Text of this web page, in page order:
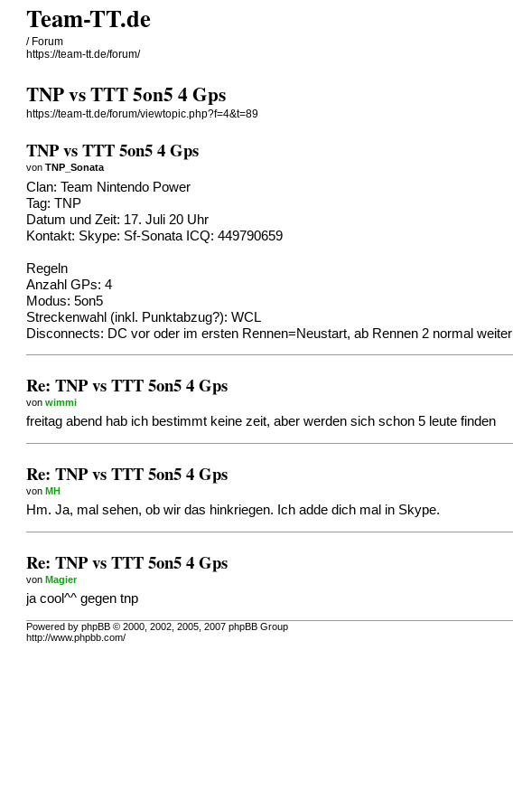
Team-TT.de
/ Forum
https://team-tt.de/forum/
TNP vs TTT 5on5 4 Gps
https://team-tt.de/forum/viewtopic.php?f=4&t=89
TNP vs TTT 5on5 4 Gps
vonTNP_Sonata
Clan: Team Nintendo Power
Tag: TNP
Datum und Zeit: 17. Juli 20 Uhr
Kontakt: Skype: Sf-Sonata ICQ: 449790659
Regeln
Anzahl GPs: 4
Modus: 5on5
Streckenwahl (inkl. Punktabzug?): WCL
Disconnects: DC vor oder im ersten Rennen=Neustart, ab Rennen 2 normal weiter
Re: TNP vs TTT 5on5 4 Gps
vonwimmi
freitag abend hab ich bestimmt keine zeit, aber werden sich schon 5 leute finden
Re: TNP vs TTT 5on5 4 Gps
vonMH
Hm. Ja, mal sehen, ob wir das hinkriegen. Ich adde dich mal in Skype.
Re: TNP vs TTT 5on5 4 Gps
vonMagier
ja cool^^ gegen tnp
Powered by phpBB © 2000, 2002, 2005, 2007 phpBB Group
http://www.phpbb.com/